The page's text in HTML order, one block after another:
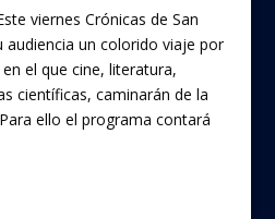
viernes Crónicas de San
un colorido viaje por
el que cine, literatura,
científicas, caminarán de la
ello el programa contará